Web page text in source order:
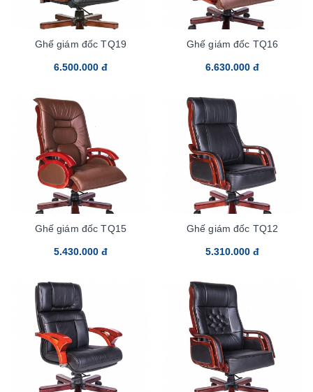
Ghế giám đốc TQ19
6.500.000 đ
Ghế giám đốc TQ16
6.630.000 đ
Ghế giám đốc TQ15
5.430.000 đ
Ghế giám đốc TQ12
5.310.000 đ